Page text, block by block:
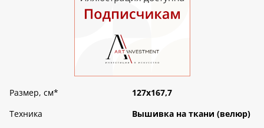
Размер, см*
127х167,7
Техника
Вышивка на ткани (велюр)